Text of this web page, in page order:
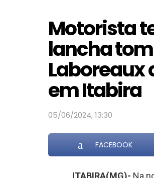
Motorista
lancha
Laboreaux
em Itabira
05/06/2024, 13:30
FACEBOOK
ITABIRA(MG)- Na